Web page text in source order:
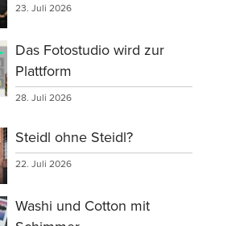
23. Juli 2026
Das Fotostudio wird zur
Plattform
28. Juli 2026
Steidl ohne Steidl?
22. Juli 2026
Washi und Cotton mit